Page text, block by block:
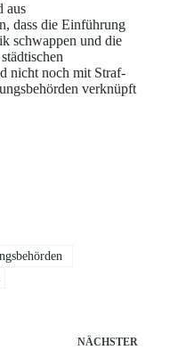
aus
dass die Einführung
schwappen und die
nicht noch mit Straf-
verknüpft
NÄCHSTER